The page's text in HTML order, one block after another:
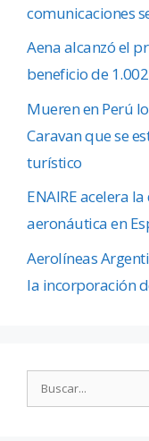
comunicaciones
Aena alcanzó el
beneficio de
Mueren en Perú
Caravan que se
turístico
ENAIRE acelera
aeronáutica en
Aerolíneas
la incorporación